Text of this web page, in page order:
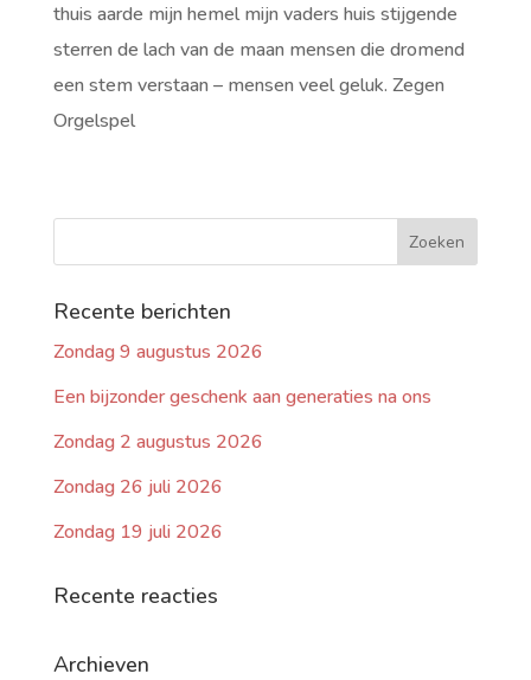
thuis aarde mijn hemel mijn vaders huis stijgende
sterren de lach van de maan mensen die dromend
een stem verstaan – mensen veel geluk. Zegen
Orgelspel
Recente berichten
Zondag 9 augustus 2026
Een bijzonder geschenk aan generaties na ons
Zondag 2 augustus 2026
Zondag 26 juli 2026
Zondag 19 juli 2026
Recente reacties
Archieven